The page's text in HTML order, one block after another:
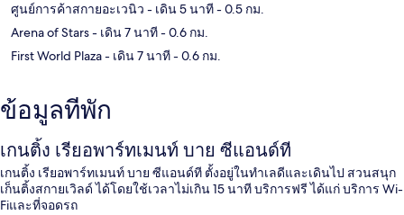
ศูนย์การค้าสกายอะเวนิว - เดิน 5 นาที- 0.5 กม.
Arena of Stars- เดิน 7 นาที- 0.6 กม.
First World Plaza- เดิน 7 นาที- 0.6 กม.
ข้อมูลที่พัก
เกนติ้ง เรียอพาร์ทเมนท์ บาย ซีแอนด์ที
เกนติ้ง เรียอพาร์ทเมนท์ บาย ซีแอนด์ที ตั้งอยู่ในทำเลดีและเดินไป สวนสนุก
เก็นติ้งสกายเวิลด์ ได้โดยใช้เวลาไม่เกิน 15 นาที บริการฟรี ได้แก่ บริการ Wi-
Fiและที่จอดรถ